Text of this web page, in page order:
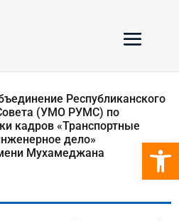
Республиканского
(УМО РУМС) по
кадров «Транспортные
дело»
Мухамеджана